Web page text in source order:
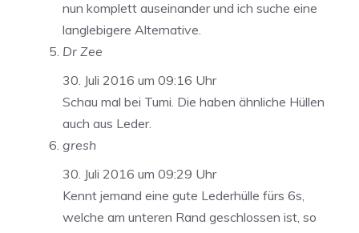
nun komplett auseinander und ich suche eine
langlebigere Alternative.
Dr Zee
30. Juli 2016 um 09:16 Uhr
Schau mal bei Tumi. Die haben ähnliche Hüllen
auch aus Leder.
gresh
30. Juli 2016 um 09:29 Uhr
Kennt jemand eine gute Lederhülle fürs 6s,
welche am unteren Rand geschlossen ist, so